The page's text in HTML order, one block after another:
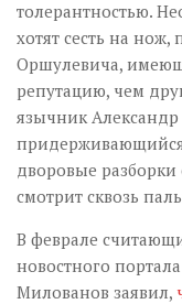
толерантностью.
хотят сесть на
Оршулевича,
репутацию, чем
язычник
придерживающийся
дворовые
смотрит сквозь
В феврале
новостного
Милованов заявил,